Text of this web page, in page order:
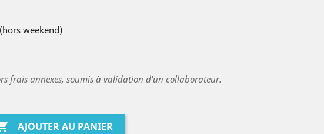
weekend)
frais annexes, soumis à validation d'un collaborateur.
AJOUTER AU PANIER